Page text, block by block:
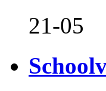
21-05